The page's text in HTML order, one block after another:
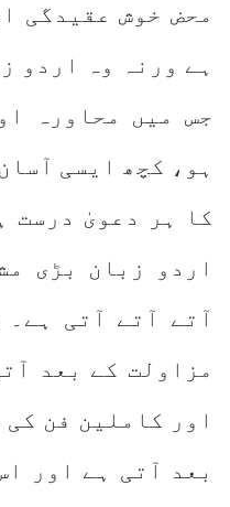
محض خوش عقیدگی
ہے ورنہ وہ اردو
جس میں محاورہ
ہو، کچھ ایسی
کا ہر دعویٰ درست
اردو زبان بڑی
آتے آتے آتی ہے۔
مزاولت کے بعد
اور کاملین فن
بعد آتی ہے اور